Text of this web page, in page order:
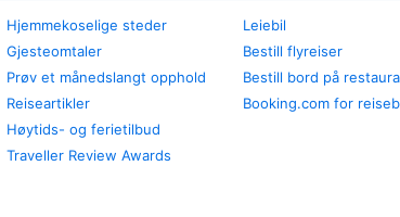
Hjemmekoselige steder
Gjesteomtaler
Prøv et månedslangt opphold
Reiseartikler
Høytids- og ferietilbud
Traveller Review Awards
Leiebil
Bestill flyreiser
Bestill bord på
Booking.com for